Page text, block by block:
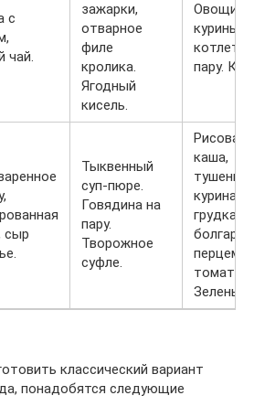
с
чай.
зажарки,
отварное
филе
кролика.
Ягодный
кисель.
Овощи и
куриные
котлеты
пару.
сыр
Тыквенный
суп-пюре.
Говядина на
пару.
Творожное
суфле.
Рисовая
каша,
тушенная
куриная
грудка с
перцем и
Зеленый
классический вариант
понадобятся следующие